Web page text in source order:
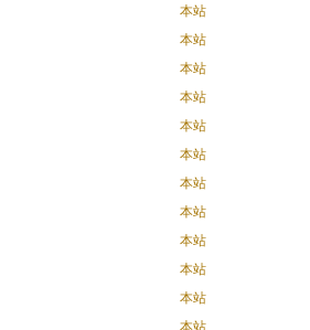
本站
本站
本站
本站
本站
本站
本站
本站
本站
本站
本站
本站